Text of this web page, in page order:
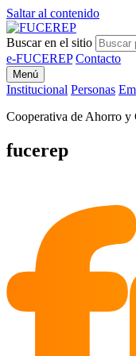
Saltar al contenido
Buscar en el sitio
e-FUCEREP Contacto
Menú
Institucional Personas
Cooperativa de Ahorro y
fucerep